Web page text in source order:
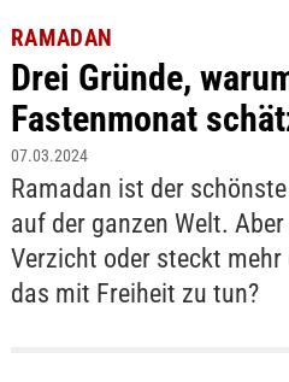
RAMADAN
Drei Gründe,
Fastenmonat
07.03.2024
Ramadan ist der
auf der ganzen Welt.
Verzicht oder steckt
das mit Freiheit zu tun?